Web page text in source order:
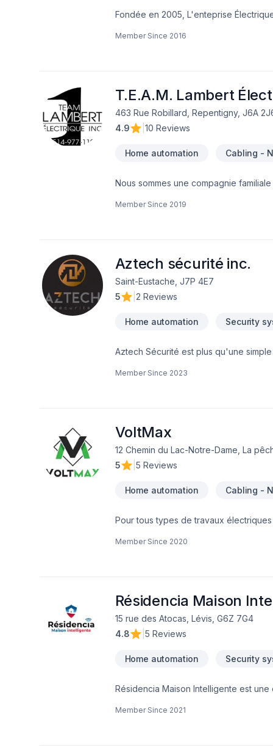
Fondée en 2005, L'enteprise
exécutés dans les bâtiments neufs ou
Member Since 2016
T.E.A.M. Lambert
463 Rue Robillard, Repentigny, J6A
4.9
10 Reviews
Home automation Cabling -
Nous sommes une compagnie
Member Since 2019
Aztech sécurité inc.
Saint-Eustache, J7P 4E7
5
2 Reviews
Home automation Security
Aztech Sécurité est plus qu'une
confiance et nous travaillons dur
Member Since 2023
VoltMax
12 Chemin du Lac-Notre-Dame, La
5
5 Reviews
Home automation Cabling -
Pour tous types de travaux
électrique Service
Member Since 2020
Résidencia Maison
15 rue des Atocas, Lévis, G6Z 7G4
4.8
5 Reviews
Home automation Security
Résidencia Maison Intelligente est
technologie et propose à ses clients
Member Since 2021